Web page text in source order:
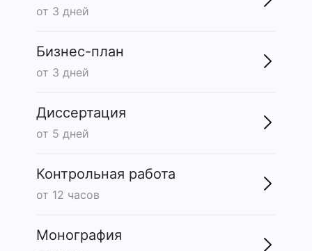
от 3 дней
Бизнес-план
от 3 дней
Диссертация
от 5 дней
Контрольная работа
от 12 часов
Монография